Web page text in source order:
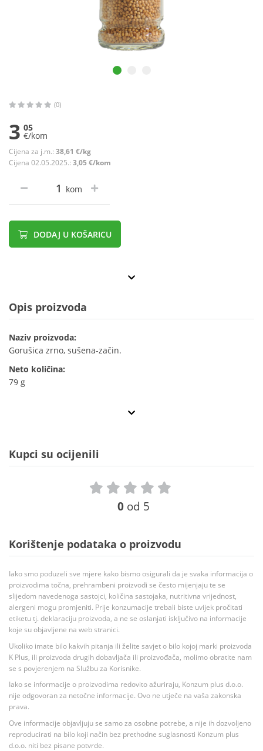
(0)
3 05
€/kom
Cijena za j.m.: 38,61 €/kg
Cijena 02.05.2025.: 3,05 €/kom
kom
DODAJ U KOŠARICU
Opis proizvoda
Naziv proizvoda:
Gorušica zrno, sušena-začin.
Neto količina:
79 g
Kupci su ocijenili
0 od 5
Korištenje podataka o proizvodu
Iako smo poduzeli sve mjere kako bismo osigurali da je svaka informacija o
proizvodima točna, prehrambeni proizvodi se često mijenjaju te se
slijedom navedenoga sastojci, količina sastojaka, nutritivna vrijednost,
alergeni mogu promjeniti. Prije konzumacije trebali biste uvijek pročitati
etiketu tj. deklaraciju proizvoda, a ne se oslanjati isključivo na informacije
koje su objavljene na web stranici.
Ukoliko imate bilo kakvih pitanja ili želite savjet o bilo kojoj marki proizvoda
K Plus, ili proizvoda drugih dobavljača ili proizvođača, molimo obratite nam
se s povjerenjem na Službu za Korisnike.
Iako se informacije o proizvodima redovito ažuriraju, Konzum plus d.o.o.
nije odgovoran za netočne informacije. Ovo ne utječe na vaša zakonska
prava.
Ove informacije objavljuju se samo za osobne potrebe, a nije ih dozvoljeno
reproducirati na bilo koji način bez prethodne suglasnosti Konzum plus
d.o.o. niti bez pisane potvrde.